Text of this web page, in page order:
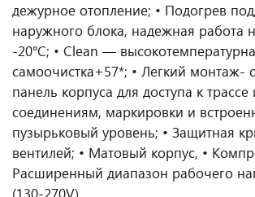
дежурное отопление; • Подогрев
наружного блока, надежная работа
-20°C; • Clean —
самоочистка+57*; • Легкий монтаж-
панель корпуса для доступа к трассе
соединениям, маркировки и
пузырьковый уровень; • Защитная
вентилей; • Матовый корпус, •
Расширенный диапазон рабочего